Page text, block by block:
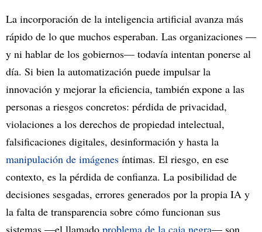
La incorporación de la inteligencia artificial avanza más
rápido de lo que muchos esperaban. Las organizaciones —
y ni hablar de los gobiernos— todavía intentan ponerse al
día. Si bien la automatización puede impulsar la
innovación y mejorar la eficiencia, también expone a las
personas a riesgos concretos: pérdida de privacidad,
violaciones a los derechos de propiedad intelectual,
falsificaciones digitales, desinformación y hasta la
manipulación de imágenes íntimas. El riesgo, en ese
contexto, es la pérdida de confianza. La posibilidad de
decisiones sesgadas, errores generados por la propia IA y
la falta de transparencia sobre cómo funcionan sus
sistemas —el llamado problema de la caja negra— son